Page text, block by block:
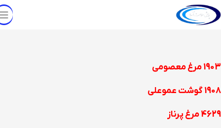
1903 مرغ معصومی
1908 گوشت عموعلی
4629 مرغ پرناز